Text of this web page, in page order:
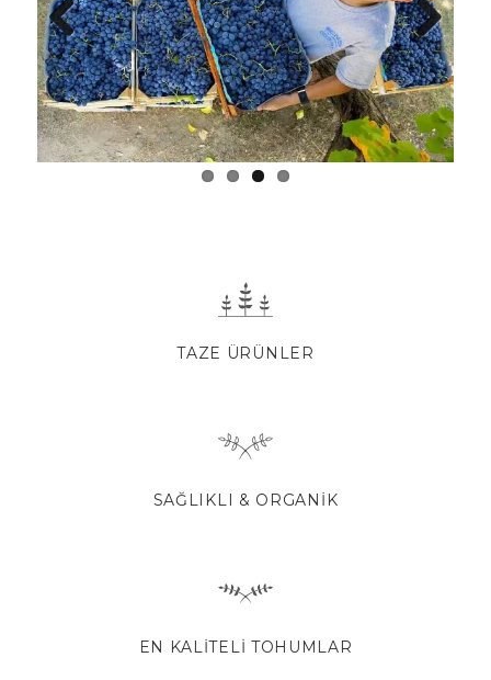
Previous Next
TAZE ÜRÜNLER
SAĞLIKLI & ORGANIK
EN KALITELI TOHUMLAR